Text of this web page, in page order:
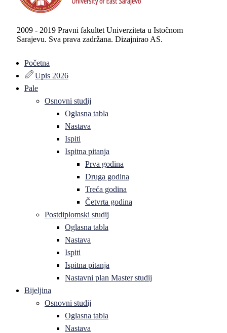
2009 - 2019 Pravni fakultet Univerziteta u Istočnom
Sarajevu. Sva prava zadržana. Dizajnirao AS.
Početna
Upis 2026
Pale
Osnovni studij
Oglasna tabla
Nastava
Ispiti
Ispitna pitanja
Prva godina
Druga godina
Treća godina
Četvrta godina
Postdiplomski studij
Oglasna tabla
Nastava
Ispiti
Ispitna pitanja
Nastavni plan Master studij
Bijeljina
Osnovni studij
Oglasna tabla
Nastava